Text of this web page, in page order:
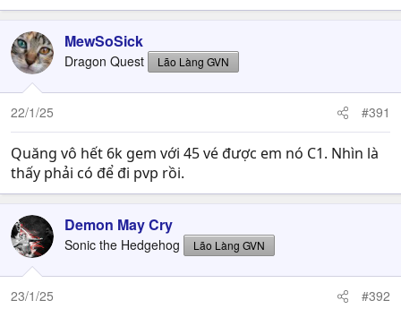
MewSoSick
Dragon Quest Lão Làng GVN
22/1/25 #391
Quăng vô hết 6k gem với 45 vé được em nó C1. Nhìn là
thấy phải có để đi pvp rồi.
Demon May Cry
Sonic the Hedgehog Lão Làng GVN
23/1/25 #392